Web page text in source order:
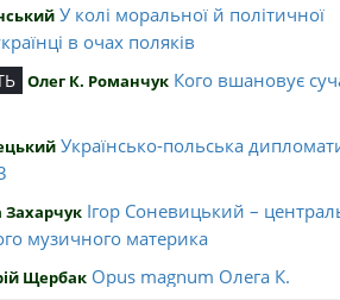
У колі моральної й політичної
в очах поляків
Олег К. Романчук Кого вшановує
Українсько-польська
Захарчук Ігор Соневицький –
музичного материка
Щербак Opus magnum Олега К.